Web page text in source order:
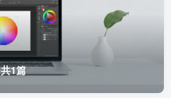
共1篇